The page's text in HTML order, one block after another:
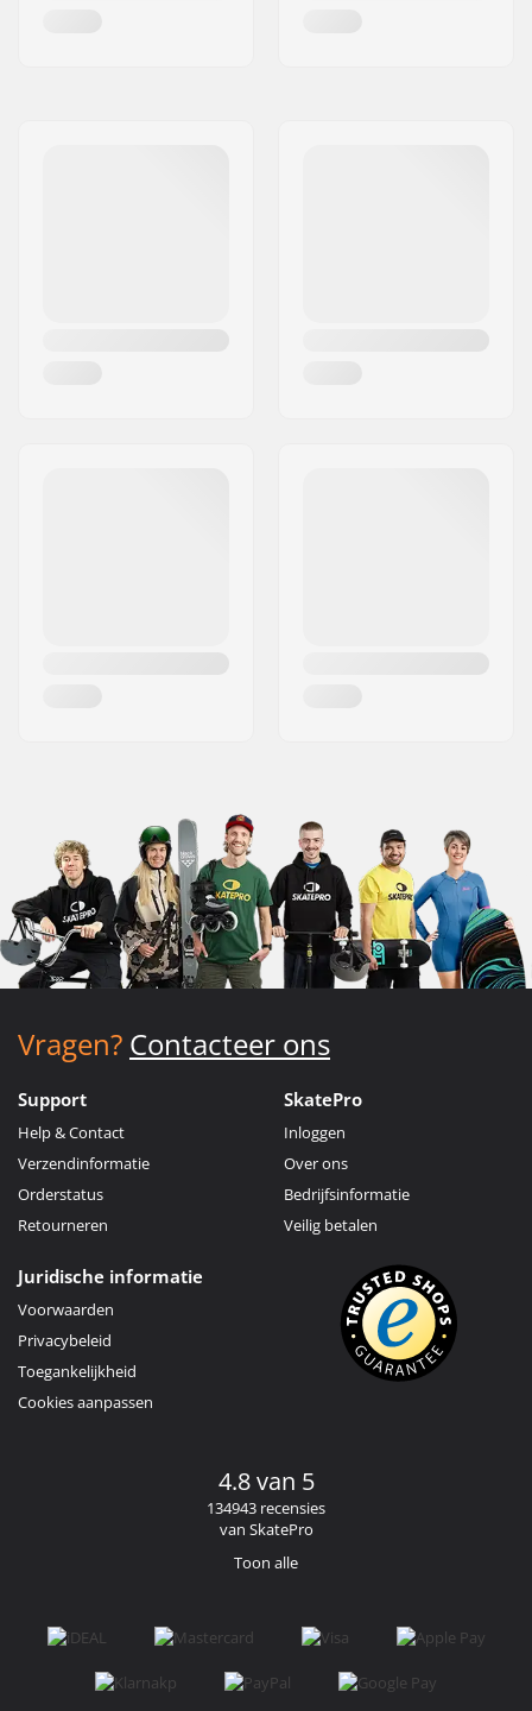
Vragen? Contacteer ons
Support
Help & Contact
Verzendinformatie
Orderstatus
Retourneren
SkatePro
Inloggen
Over ons
Bedrijfsinformatie
Veilig betalen
Juridische informatie
Voorwaarden
Privacybeleid
Toegankelijkheid
Cookies aanpassen
4.8 van 5
134943 recensies
van SkatePro
Toon alle